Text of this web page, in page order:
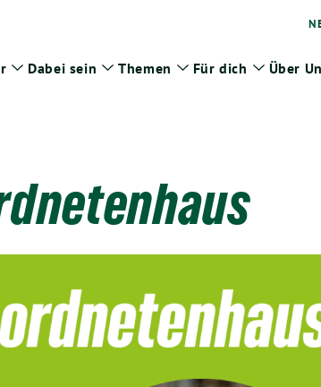
Zeige
Dabei sein
Zeige
Themen
Zeige
Für dich
Zeige
Über